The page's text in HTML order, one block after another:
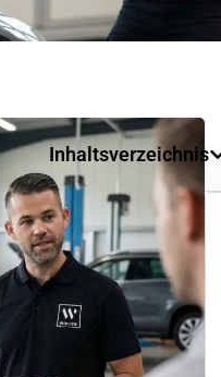
Inhaltsverzeichnis